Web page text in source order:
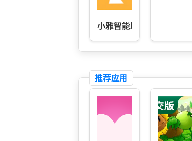
小雅智能助手-教学
推荐应用